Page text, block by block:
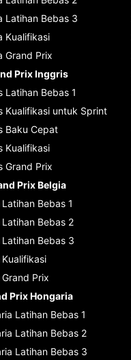
Latihan Bebas 3
Kualifikasi
Grand Prix
Prix Inggris
Latihan Bebas 1
Kualifikasi untuk Sprint
Baku Cepat
Kualifikasi
Grand Prix
Prix Belgia
Latihan Bebas 1
Latihan Bebas 2
Latihan Bebas 3
Kualifikasi
Grand Prix
Prix Hongaria
Latihan Bebas 1
Latihan Bebas 2
Latihan Bebas 3